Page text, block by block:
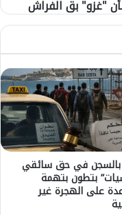
"غزو" بق الفراش
بالسجن في حق سائقي
بتطون بتهمة
على الهجرة غير